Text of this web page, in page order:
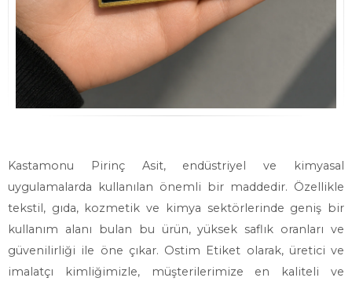
Kastamonu Pirinç Asit, endüstriyel ve kimyasal
uygulamalarda kullanılan önemli bir maddedir. Özellikle
tekstil, gıda, kozmetik ve kimya sektörlerinde geniş bir
kullanım alanı bulan bu ürün, yüksek saflık oranları ve
güvenilirliği ile öne çıkar. Ostim Etiket olarak, üretici ve
imalatçı kimliğimizle, müşterilerimize en kaliteli ve